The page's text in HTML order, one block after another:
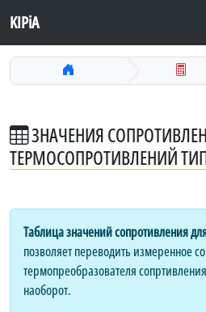
KIPiA
ЗНАЧЕНИЯ
ТЕРМОСОПРОТИВЛЕНИЙ
Таблица значений сопротивления
позволяет переводить измеренное
термопреобразователя
наоборот.